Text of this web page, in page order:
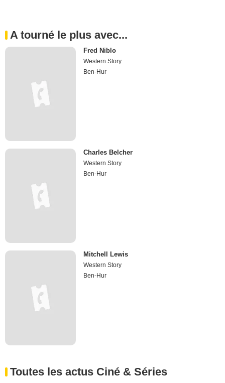
A tourné le plus avec...
Fred Niblo
Western Story
Ben-Hur
Charles Belcher
Western Story
Ben-Hur
Mitchell Lewis
Western Story
Ben-Hur
Toutes les actus Ciné & Séries